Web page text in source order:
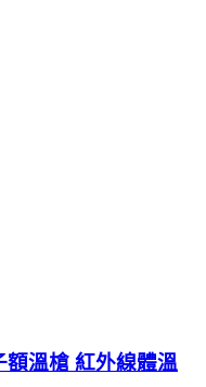
溫槍 紅外線體溫